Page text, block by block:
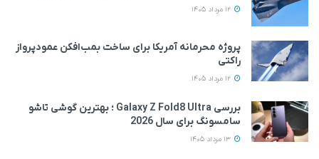
پروژه محرمانه آمریکا برای ساخت بمب‌افکن عمودپرواز
راکتی
بررسی Galaxy Z Fold8 Ultra ؛ بهترین گوشی تاشو
سامسونگ برای سال 2026